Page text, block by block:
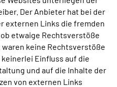
Der Anbieter hat bei der
externen Links die fremden
etwaige Rechtsverstöße
keine Rechtsverstöße
Einfluss auf die
und auf die Inhalte der
von externen Links